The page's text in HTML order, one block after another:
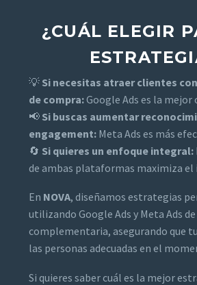
¿CUÁL ELEGIR
💡 Si necesitas atraer clientes
de compra:Google Ads es la mejor
📢 Si buscas aumentar
engagement: Meta Ads es más
🔄 Si quieres un enfoque integral:
de ambas plataformas maximiza el
En NOVA, diseñamos estrategias
utilizando Google Ads y Meta Ads
complementaria, asegurando que
las personas adecuadas en el
Si quieres saber cuál es la mejor